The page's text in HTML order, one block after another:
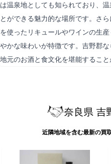
は温泉地としても知られており、
とができる魅力的な場所です。さ
を使ったリキュールやワインの生
やかな味わいが特徴です。吉野郡
地元のお酒と食文化を堪能すること
奈良県 吉
近隣地域を含む最新の買